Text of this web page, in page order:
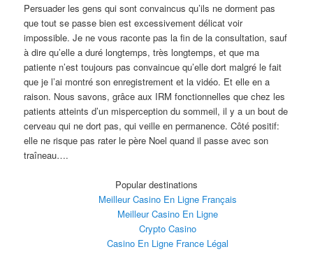
Persuader les gens qui sont convaincus qu’ils ne dorment pas
que tout se passe bien est excessivement délicat voir
impossible. Je ne vous raconte pas la fin de la consultation, sauf
à dire qu’elle a duré longtemps, très longtemps, et que ma
patiente n’est toujours pas convaincue qu’elle dort malgré le fait
que je l’ai montré son enregistrement et la vidéo. Et elle en a
raison. Nous savons, grâce aux IRM fonctionnelles que chez les
patients atteints d’un misperception du sommeil, il y a un bout de
cerveau qui ne dort pas, qui veille en permanence. Côté positif:
elle ne risque pas rater le père Noel quand il passe avec son
traîneau….
Popular destinations
Meilleur Casino En Ligne Français
Meilleur Casino En Ligne
Crypto Casino
Casino En Ligne France Légal